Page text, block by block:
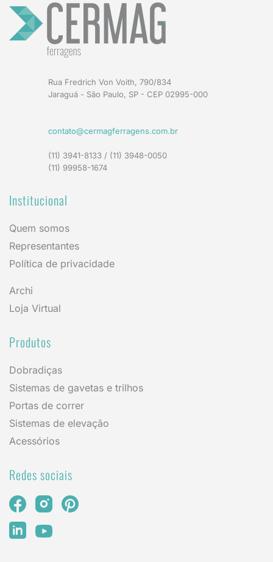
Rua Fredrich Von Voith, 790/834
Jaraguá - São Paulo, SP - CEP 02995-000
contato@cermagferragens.com.br
(11) 3941-8133 / (11) 3948-0050
(11) 99958-1674
Institucional
Quem somos
Representantes
Política de privacidade
Archi
Loja Virtual
Produtos
Dobradiças
Sistemas de gavetas e trilhos
Portas de correr
Sistemas de elevação
Acessórios
Redes sociais